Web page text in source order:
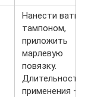
Нанести
тампоном,
приложить
марлевую
повязку.
Длительность
применения –